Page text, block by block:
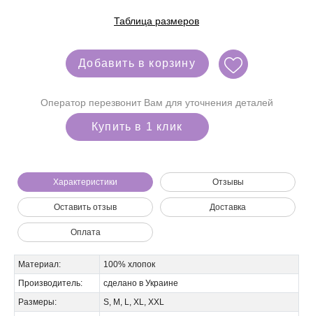
Таблица размеров
Добавить в корзину
Оператор перезвонит Вам для уточнения деталей
Купить в 1 клик
Характеристики Отзывы
Оставить отзыв Доставка
Оплата
Материал:
100% хлопок
Производитель:
сделано в Украине
Размеры:
S, M, L, XL, XXL
Мы позвоним вам на номер: